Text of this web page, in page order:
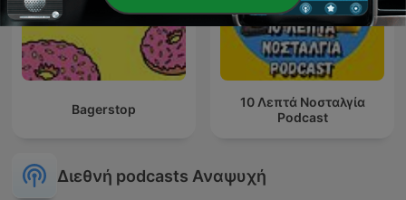
Bagerstop
10 Λεπτά Νοσταλγία
Podcast
Διεθνή podcasts Αναψυχή